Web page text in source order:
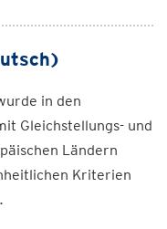
in den
Gleichstellungs- und
Ländern
Kriterien